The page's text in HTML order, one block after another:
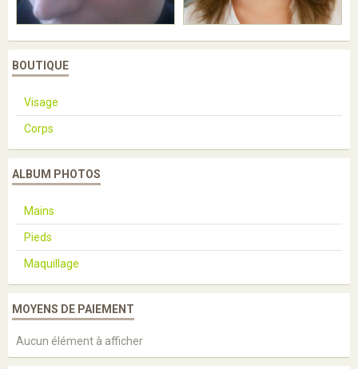
BOUTIQUE
Visage
Corps
ALBUM PHOTOS
Mains
Pieds
Maquillage
MOYENS DE PAIEMENT
Aucun élément à afficher